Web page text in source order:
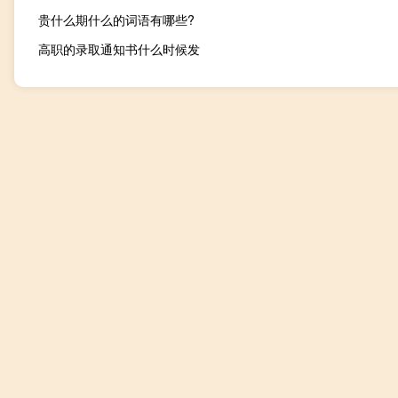
贵什么期什么的词语有哪些?
高职的录取通知书什么时候发